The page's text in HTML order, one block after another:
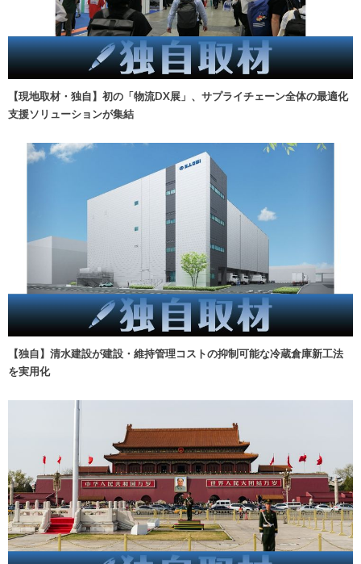
【現地取材・独自】初の「物流DX展」、サプライチェーン全体の最適化
支援ソリューションが集結
【独自】清水建設が建設・維持管理コストの抑制可能な冷蔵倉庫新工法
を実用化